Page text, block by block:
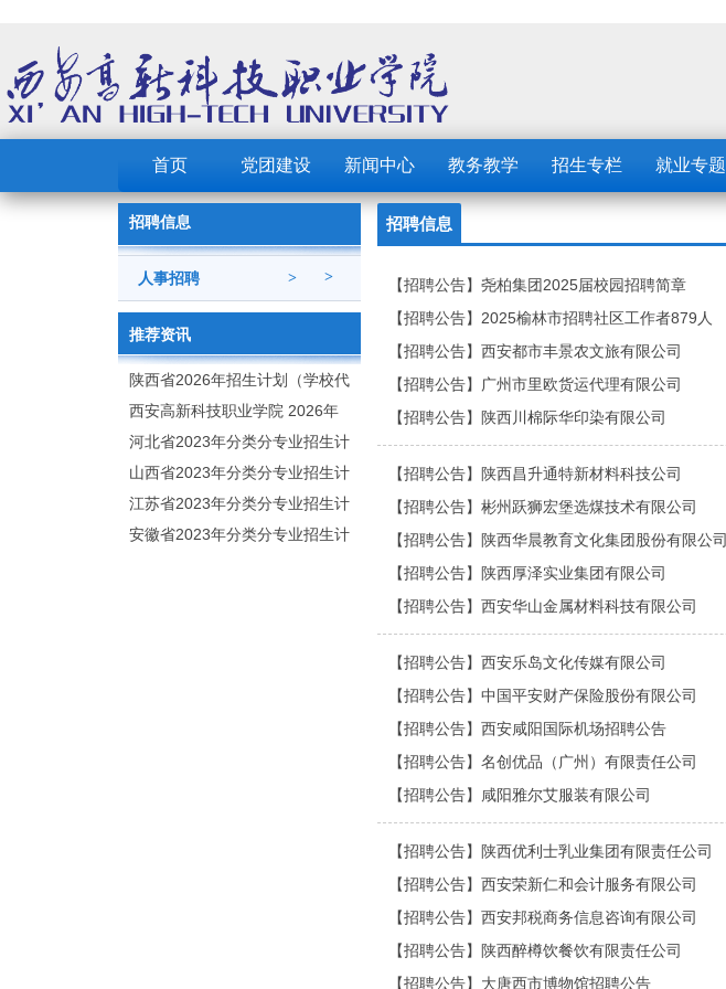
首页 党团建设 新闻中心 教务教学 招生专栏 就业专题
招聘信息
>
>
人事招聘
推荐资讯
陕西省2026年招生计划（学校代
码：8103）
西安高新科技职业学院 2026年
招生章程
河北省2023年分类分专业招生计
划（院校代号：1889）
山西省2023年分类分专业招生计
划（院校代号：5560）
江苏省2023年分类分专业招生计
划（院校代号：8931）
安徽省2023年分类分专业招生计
招聘信息
【招聘公告】尧柏集团2025届校园招聘简章
【招聘公告】2025榆林市招聘社区工作者879人
【招聘公告】西安都市丰景农文旅有限公司
【招聘公告】广州市里欧货运代理有限公司
【招聘公告】陕西川棉际华印染有限公司
【招聘公告】陕西昌升通特新材料科技公司
【招聘公告】彬州跃狮宏堡选煤技术有限公司
【招聘公告】陕西华晨教育文化集团股份有限公司
【招聘公告】陕西厚泽实业集团有限公司
【招聘公告】西安华山金属材料科技有限公司
【招聘公告】西安乐岛文化传媒有限公司
【招聘公告】中国平安财产保险股份有限公司
【招聘公告】西安咸阳国际机场招聘公告
【招聘公告】名创优品（广州）有限责任公司
【招聘公告】咸阳雅尔艾服装有限公司
【招聘公告】陕西优利士乳业集团有限责任公司
【招聘公告】西安荣新仁和会计服务有限公司
【招聘公告】西安邦税商务信息咨询有限公司
【招聘公告】陕西醉樽饮餐饮有限责任公司
【招聘公告】大唐西市博物馆招聘公告